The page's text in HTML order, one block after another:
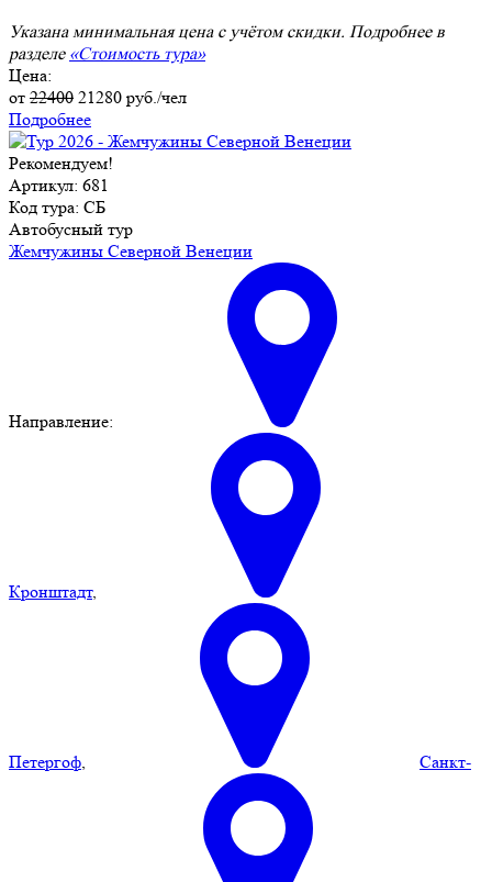
Указана минимальная цена с учётом скидки. Подробнее в
разделе «Стоимость тура»
Цена:
от 22400 21280 руб./чел
Подробнее
Рекомендуем!
Артикул: 681
Код тура: СБ
Автобусный тур
Жемчужины Северной Венеции
Направление:
Кронштадт,
Петергоф, Санкт-